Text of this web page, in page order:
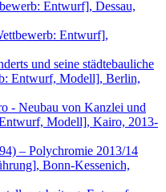
Entwurf], Dessau,
Entwurf],
und seine städtebauliche
Entwurf, Modell], Berlin,
- Neubau von Kanzlei und
Modell], Kairo, 2013-
– Polychromie 2013/14
Bonn-Kessenich,